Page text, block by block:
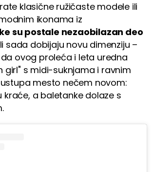
klasične ružičaste modele ili
ikonama iz
su postale nezaobilazan deo
sada dobijaju novu dimenziju –
da ovog proleća i leta uredna
girl" s midi-suknjama i ravnim
mesto nečem novom:
kraće, a baletanke dolaze s